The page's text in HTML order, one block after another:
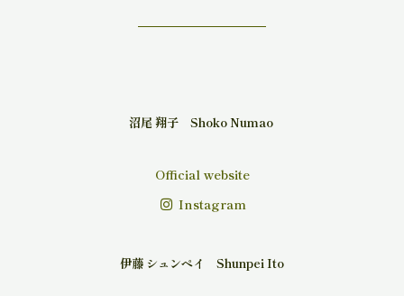
沼尾 翔子 Shoko Numao
Official website
Instagram
伊藤 シュンペイ Shunpei Ito